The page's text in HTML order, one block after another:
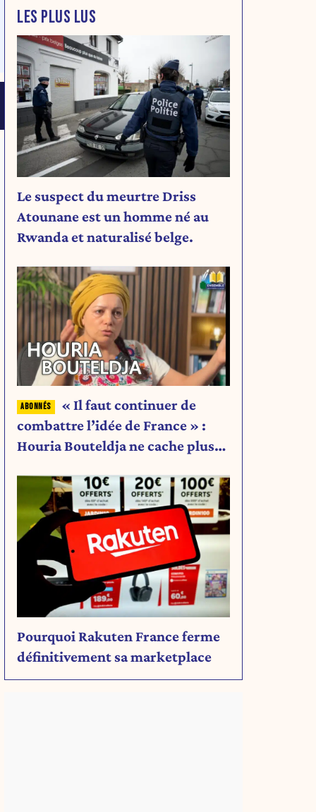
LES PLUS LUS
Le suspect du meurtre Driss
Atounane est un homme né au
Rwanda et naturalisé belge.
« Il faut continuer de
combattre l’idée de France » :
Houria Bouteldja ne cache plus
Pourquoi Rakuten France ferme
définitivement sa marketplace